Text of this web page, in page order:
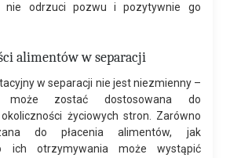
nie odrzuci pozwu i pozytywnie go
alimentów w separacji
w separacji nie jest niezmienny –
może zostać dostosowana do
życiowych stron. Zarówno
do płacenia alimentów, jak
ich otrzymywania może wystąpić